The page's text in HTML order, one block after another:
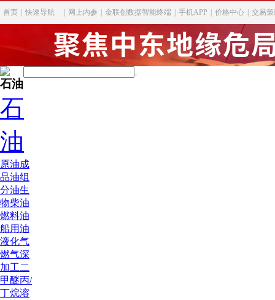
首页 快速导航 网上内参 金联创数据智能终端 手机APP 价格中心 交易
石油
石
油
原油成
品油组
分油生
物柴油
燃料油
船用油
液化气
燃气深
加工二
甲醚丙/
丁烷溶